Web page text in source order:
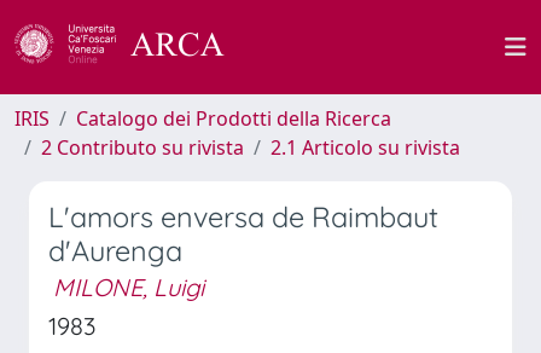
IRIS
Catalogo dei Prodotti della Ricerca
2 Contributo su rivista
2.1 Articolo su rivista
L'amors enversa de Raimbaut
d'Aurenga
MILONE, Luigi
1983